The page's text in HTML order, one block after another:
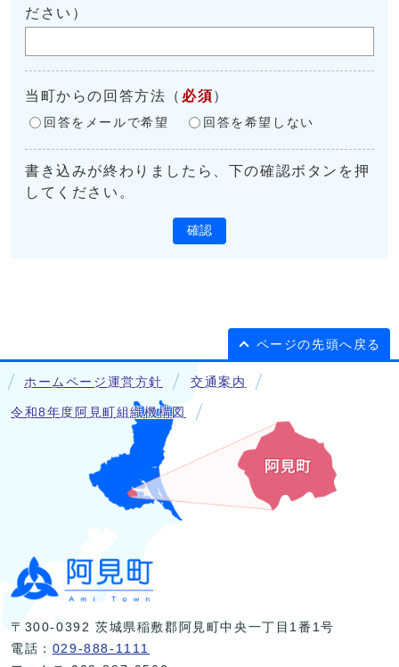
ださい）
当町からの回答方法 （ 必須 ）
回答をメールで希望 回答を希望しない
書き込みが終わりましたら、下の確認ボタンを押
してください。
確認
ページの先頭へ戻る
ホームページ運営方針 交通案内
令和8年度阿見町組織機構図
〒300-0392 茨城県稲敷郡阿見町中央一丁目1番1号
電話： 029-888-1111